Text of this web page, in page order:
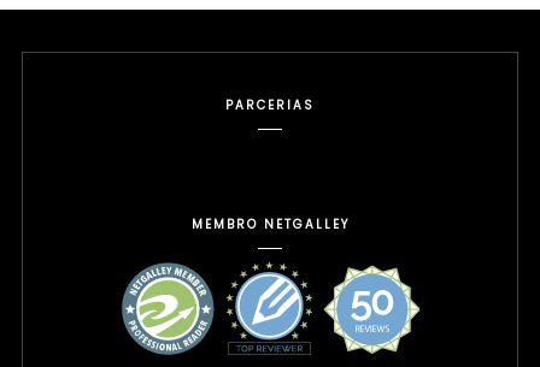
PARCERIAS
MEMBRO NETGALLEY